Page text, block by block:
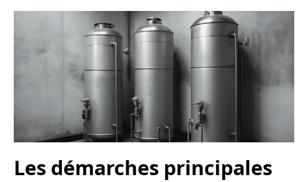
Les démarches principales